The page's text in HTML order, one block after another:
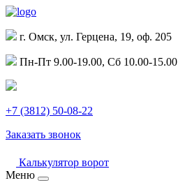
г. Омск, ул. Герцена, 19, оф. 205
Пн-Пт 9.00-19.00, Сб 10.00-15.00
+7 (3812) 50-08-22
Заказать звонок
Калькулятор ворот
Меню